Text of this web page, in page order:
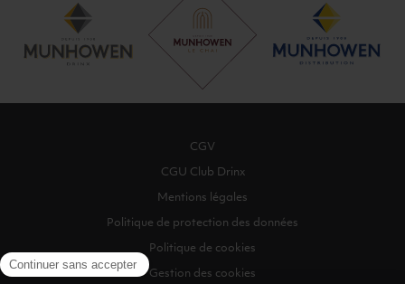
CGV
CGU Club Drinx
Mentions légales
Politique de protection des données
Politique de cookies
Gestion des cookies